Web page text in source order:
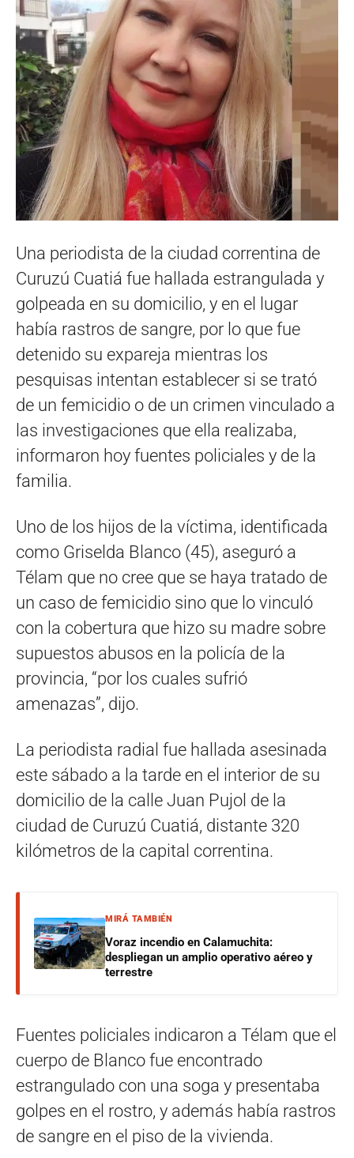
Una periodista de la ciudad correntina de
Curuzú Cuatiá fue hallada estrangulada y
golpeada en su domicilio, y en el lugar
había rastros de sangre, por lo que fue
detenido su expareja mientras los
pesquisas intentan establecer si se trató
de un femicidio o de un crimen vinculado a
las investigaciones que ella realizaba,
informaron hoy fuentes policiales y de la
familia.
Uno de los hijos de la víctima, identificada
como Griselda Blanco (45), aseguró a
Télam que no cree que se haya tratado de
un caso de femicidio sino que lo vinculó
con la cobertura que hizo su madre sobre
supuestos abusos en la policía de la
provincia, “por los cuales sufrió
amenazas”, dijo.
La periodista radial fue hallada asesinada
este sábado a la tarde en el interior de su
domicilio de la calle Juan Pujol de la
ciudad de Curuzú Cuatiá, distante 320
kilómetros de la capital correntina.
MIRÁ TAMBIÉN
Voraz incendio en Calamuchita:
despliegan un amplio operativo aéreo y
terrestre
Fuentes policiales indicaron a Télam que el
cuerpo de Blanco fue encontrado
estrangulado con una soga y presentaba
golpes en el rostro, y además había rastros
de sangre en el piso de la vivienda.